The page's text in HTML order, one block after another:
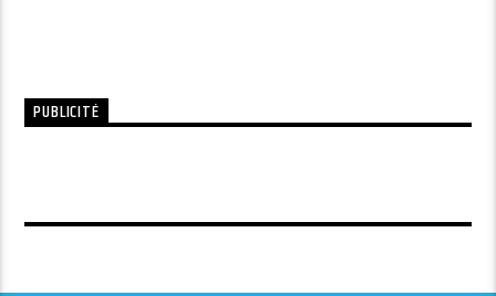
PUBLICITÉ